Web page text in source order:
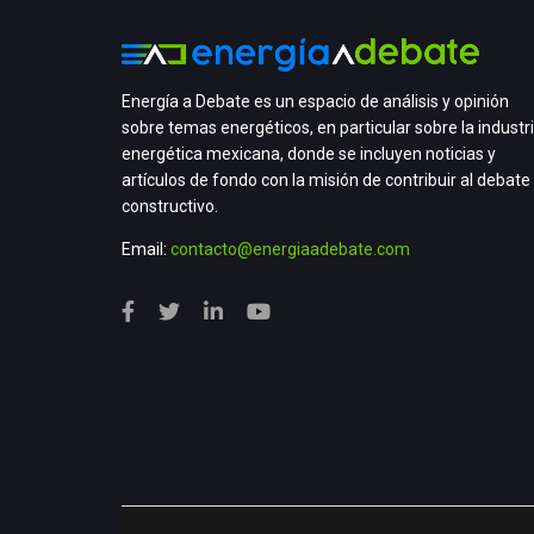
Energía a Debate es un espacio de análisis y opinión
sobre temas energéticos, en particular sobre la
energética mexicana, donde se incluyen noticias y
artículos de fondo con la misión de contribuir al debate
constructivo.
Email: contacto@energiaadebate.com